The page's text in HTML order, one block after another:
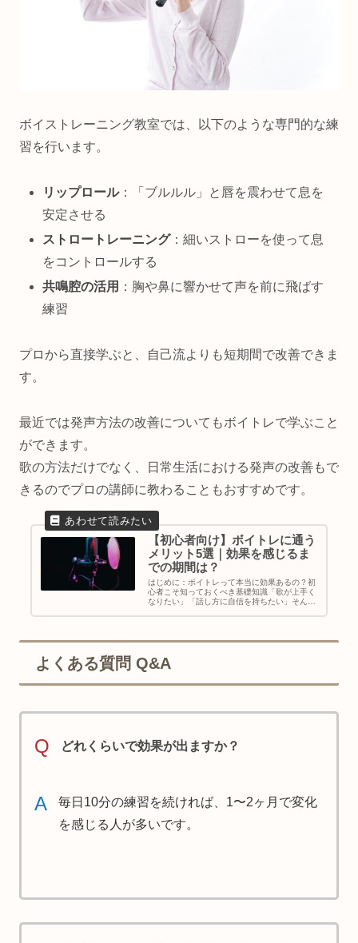
ボイストレーニング教室では、以下のような専門的な練
習を行います。
リップロール：「ブルルル」と唇を震わせて息を
安定させる
ストロートレーニング：細いストローを使って息
をコントロールする
共鳴腔の活用 ：胸や鼻に響かせて声を前に飛ばす
練習
プロから直接学ぶと、自己流よりも短期間で改善できま
す。
最近では発声方法の改善についてもボイトレで学ぶこと
ができます。
歌の方法だけでなく、日常生活における発声の改善もで
きるのでプロの講師に教わることもおすすめです。
【初心者向け】ボイトレに通う
メリット5選｜効果を感じるま
での期間は？
はじめに：ボイトレって本当に効果あるの？初
心者こそ知っておくべき基礎知識「歌が上手く
なりたい」「話し方に自信を持ちたい」そんな
よくある質問 Q&A
Q どれくらいで効果が出ますか？
A
毎日10分の練習を続ければ、1〜2ヶ月で変化
を感じる人が多いです。